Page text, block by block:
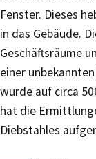
Fenster. Dieses
in das Gebäude.
Geschäftsräume
einer
wurde auf circa
hat die
Diebstahles